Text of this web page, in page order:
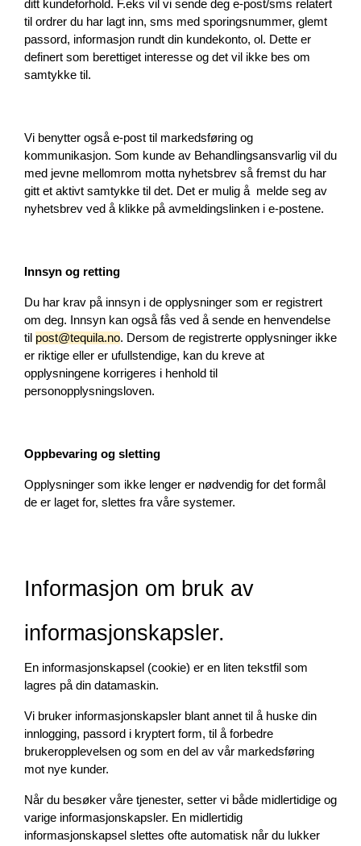
ditt kundeforhold. F.eks vil vi sende deg e-post/sms relatert
til ordrer du har lagt inn, sms med sporingsnummer, glemt
passord, informasjon rundt din kundekonto, ol. Dette er
definert som berettiget interesse og det vil ikke bes om
samtykke til.
Vi benytter også e-post til markedsføring og
kommunikasjon. Som kunde av Behandlingsansvarlig vil du
med jevne mellomrom motta nyhetsbrev så fremst du har
gitt et aktivt samtykke til det. Det er mulig å  melde seg av
nyhetsbrev ved å klikke på avmeldingslinken i e-postene.
Innsyn og retting
Du har krav på innsyn i de opplysninger som er registrert
om deg. Innsyn kan også fås ved å sende en henvendelse
til post@tequila.no. Dersom de registrerte opplysninger ikke
er riktige eller er ufullstendige, kan du kreve at
opplysningene korrigeres i henhold til
personopplysningsloven.
Oppbevaring og sletting
Opplysninger som ikke lenger er nødvendig for det formål
de er laget for, slettes fra våre systemer.
Informasjon om bruk av
informasjonskapsler.
En informasjonskapsel (cookie) er en liten tekstfil som
lagres på din datamaskin.
Vi bruker informasjonskapsler blant annet til å huske din
innlogging, passord i kryptert form, til å forbedre
brukeropplevelsen og som en del av vår markedsføring
mot nye kunder.
Når du besøker våre tjenester, setter vi både midlertidige og
varige informasjonskapsler. En midlertidig
informasjonskapsel slettes ofte automatisk når du lukker